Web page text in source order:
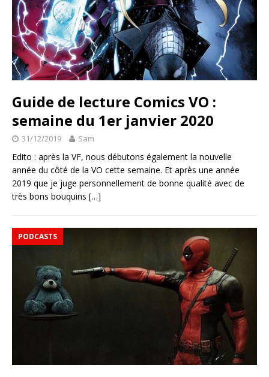
Guide de lecture Comics VO :
semaine du 1er janvier 2020
31/12/2019 Sam
Edito : après la VF, nous débutons également la nouvelle
année du côté de la VO cette semaine. Et après une année
2019 que je juge personnellement de bonne qualité avec de
très bons bouquins […]
PODCASTS